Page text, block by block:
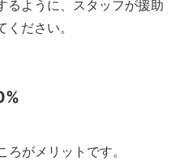
るように、スタッフが援助
ださい。
がメリットです。